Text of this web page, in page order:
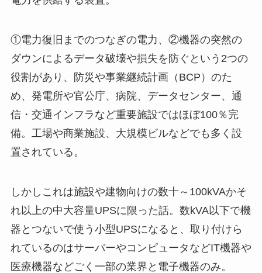
①電力復旧までのつなぎの電力、②機器の突然の
ダウンによるデータ破壊や損失を防ぐという2つの
役割があり、防災や事業継続計画（BCP）のた
め、発電所や官公庁、病院、データセンター、通
信・交通インフラなど重要施設ではほぼ100％完
備。工場や商業施設、大規模ビルなどでも多く設
置されている。
しかしこれは施設や建物向けの数十～100kVAかそ
れ以上の中大容量UPSに限った話。数kVA以下で機
器とつないで使う小型UPSになると、取り付けら
れているのはサーバーやコンピュータなどIT機器や
医療機器などごく一部の業界と電子機器のみ。